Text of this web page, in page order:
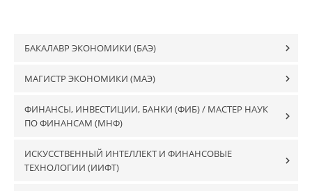
БАКАЛАВР ЭКОНОМИКИ (БАЭ)
МАГИСТР ЭКОНОМИКИ (MAЭ)
ФИНАНСЫ, ИНВЕСТИЦИИ, БАНКИ (ФИБ) / МАСТЕР НАУК
ПО ФИНАНСАМ (МНФ)
ИСКУССТВЕННЫЙ ИНТЕЛЛЕКТ И ФИНАНСОВЫЕ
ТЕХНОЛОГИИ (ИИФТ)